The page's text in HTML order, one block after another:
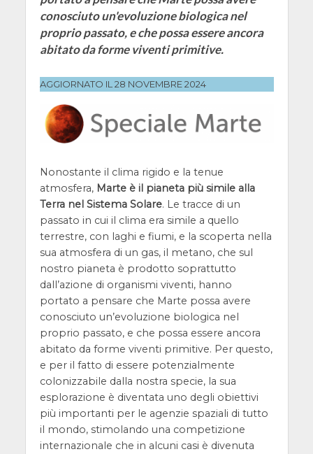
conosciuto un'evoluzione biologica nel
proprio passato, e che possa essere ancora
abitato da forme viventi primitive.
AGGIORNATO IL 28 NOVEMBRE 2024
Nonostante il clima rigido e la tenue
atmosfera, Marte è il pianeta più simile alla
Terra nel Sistema Solare. Le tracce di un
passato in cui il clima era simile a quello
terrestre, con laghi e fiumi, e la scoperta nella
sua atmosfera di un gas, il metano, che sul
nostro pianeta è prodotto soprattutto
dall’azione di organismi viventi, hanno
portato a pensare che Marte possa avere
conosciuto un’evoluzione biologica nel
proprio passato, e che possa essere ancora
abitato da forme viventi primitive. Per questo,
e per il fatto di essere potenzialmente
colonizzabile dalla nostra specie, la sua
esplorazione è diventata uno degli obiettivi
più importanti per le agenzie spaziali di tutto
il mondo, stimolando una competizione
internazionale che in alcuni casi è divenuta